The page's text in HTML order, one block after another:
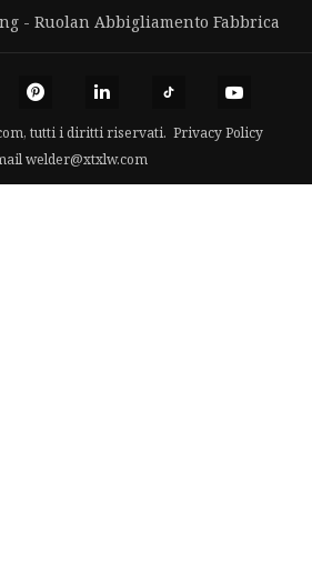
- Ruolan Abbigliamento Fabbrica
tutti i diritti riservati. Privacy Policy
welder@xtxlw.com